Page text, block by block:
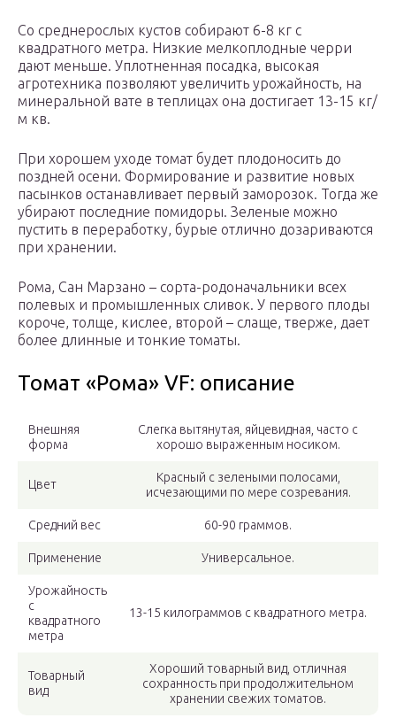
Со среднерослых кустов собирают 6-8 кг с
квадратного метра. Низкие мелкоплодные черри
дают меньше. Уплотненная посадка, высокая
агротехника позволяют увеличить урожайность, на
минеральной вате в теплицах она достигает 13-15 кг/
м кв.
При хорошем уходе томат будет плодоносить до
поздней осени. Формирование и развитие новых
пасынков останавливает первый заморозок. Тогда же
убирают последние помидоры. Зеленые можно
пустить в переработку, бурые отлично дозариваются
при хранении.
Рома, Сан Марзано – сорта-родоначальники всех
полевых и промышленных сливок. У первого плоды
короче, толще, кислее, второй – слаще, тверже, дает
более длинные и тонкие томаты.
Томат «Рома» VF: описание
Внешняя
форма
Слегка вытянутая, яйцевидная, часто с
хорошо выраженным носиком.
Цвет
Красный с зелеными полосами,
исчезающими по мере созревания.
Средний вес 60-90 граммов.
Применение Универсальное.
Урожайность
с
квадратного
метра
13-15 килограммов с квадратного метра.
Товарный
вид
Хороший товарный вид, отличная
сохранность при продолжительном
хранении свежих томатов.